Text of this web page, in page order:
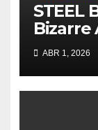
STEEL
Bizarre
ABR 1, 2026